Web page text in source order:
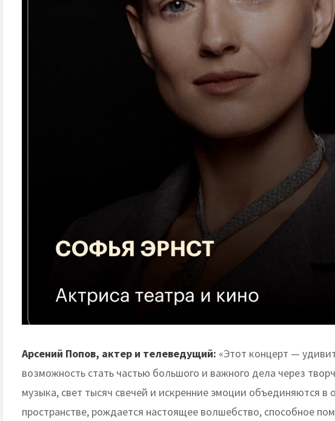
Арсений Попов, актер и телеведущий: «Этот концерт —
возможность стать частью большого и важного дела через
музыка, свет тысяч свечей и искренние эмоции объединяются в
пространстве, рождается настоящее волшебство, способное